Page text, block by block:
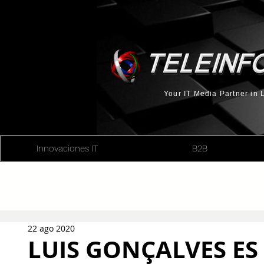
Your IT Media Partner in
Innovaciones IT B2B
LUIS GONÇALVES
22 ago 2020